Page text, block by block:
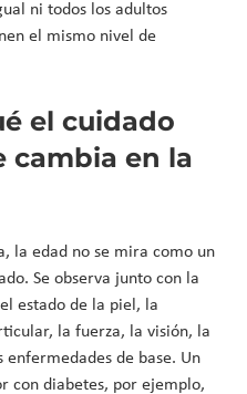
ni todos los adultos
el mismo nivel de
el cuidado
cambia en la
la edad no se mira como un
Se observa junto con la
estado de la piel, la
la fuerza, la visión, la
enfermedades de base. Un
con diabetes, por ejemplo,